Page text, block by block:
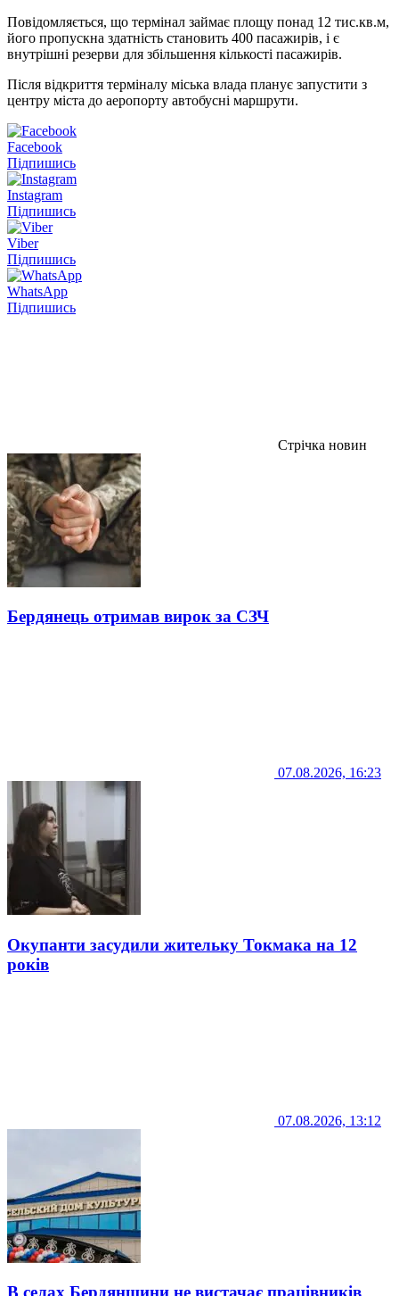
Повідомляється, що термінал займає площу понад 12 тис.кв.м,
його пропускна здатність становить 400 пасажирів, і є
внутрішні резерви для збільшення кількості пасажирів.
Після відкриття терміналу міська влада планує запустити з
центру міста до аеропорту автобусні маршрути.
Facebook
Підпишись
Instagram
Підпишись
Viber
Підпишись
WhatsApp
Підпишись
Стрічка новин
Бердянець отримав вирок за СЗЧ
07.08.2026, 16:23
Окупанти засудили жительку Токмака на 12
років
07.08.2026, 13:12
В селах Бердянщини не вистачає працівників